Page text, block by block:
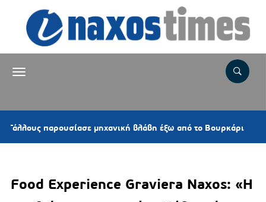
μηχανική βλάβη έξω από το Βουρκάρι 9 ώρες
Food Experience Graviera Naxos: «Η